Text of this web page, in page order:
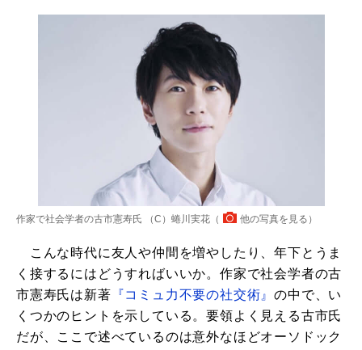
作家で社会学者の古市憲寿氏 （C）蜷川実花（ 他の写真を見る ）
こんな時代に友人や仲間を増やしたり、年下とうま
く接するにはどうすればいいか。作家で社会学者の古
市憲寿氏は新著 『コミュ力不要の社交術』の中で、い
くつかのヒントを示している。要領よく見える古市氏
だが、ここで述べているのは意外なほどオーソドック